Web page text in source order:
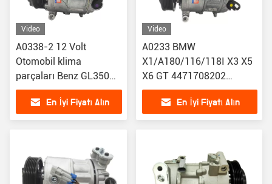
Video
A0338-2 12 Volt
Otomobil klima
parçaları Benz GL350
için araba AC
kompresör
A0022305811 447150-
En İyi Fiyatı Alın
Video
A0233 BMW
X1/A180/116/118I X3 X5
X6 GT 4471708202
4471808520
64526901781 için araba
AC kompresörü
En İyi Fiyatı Alın